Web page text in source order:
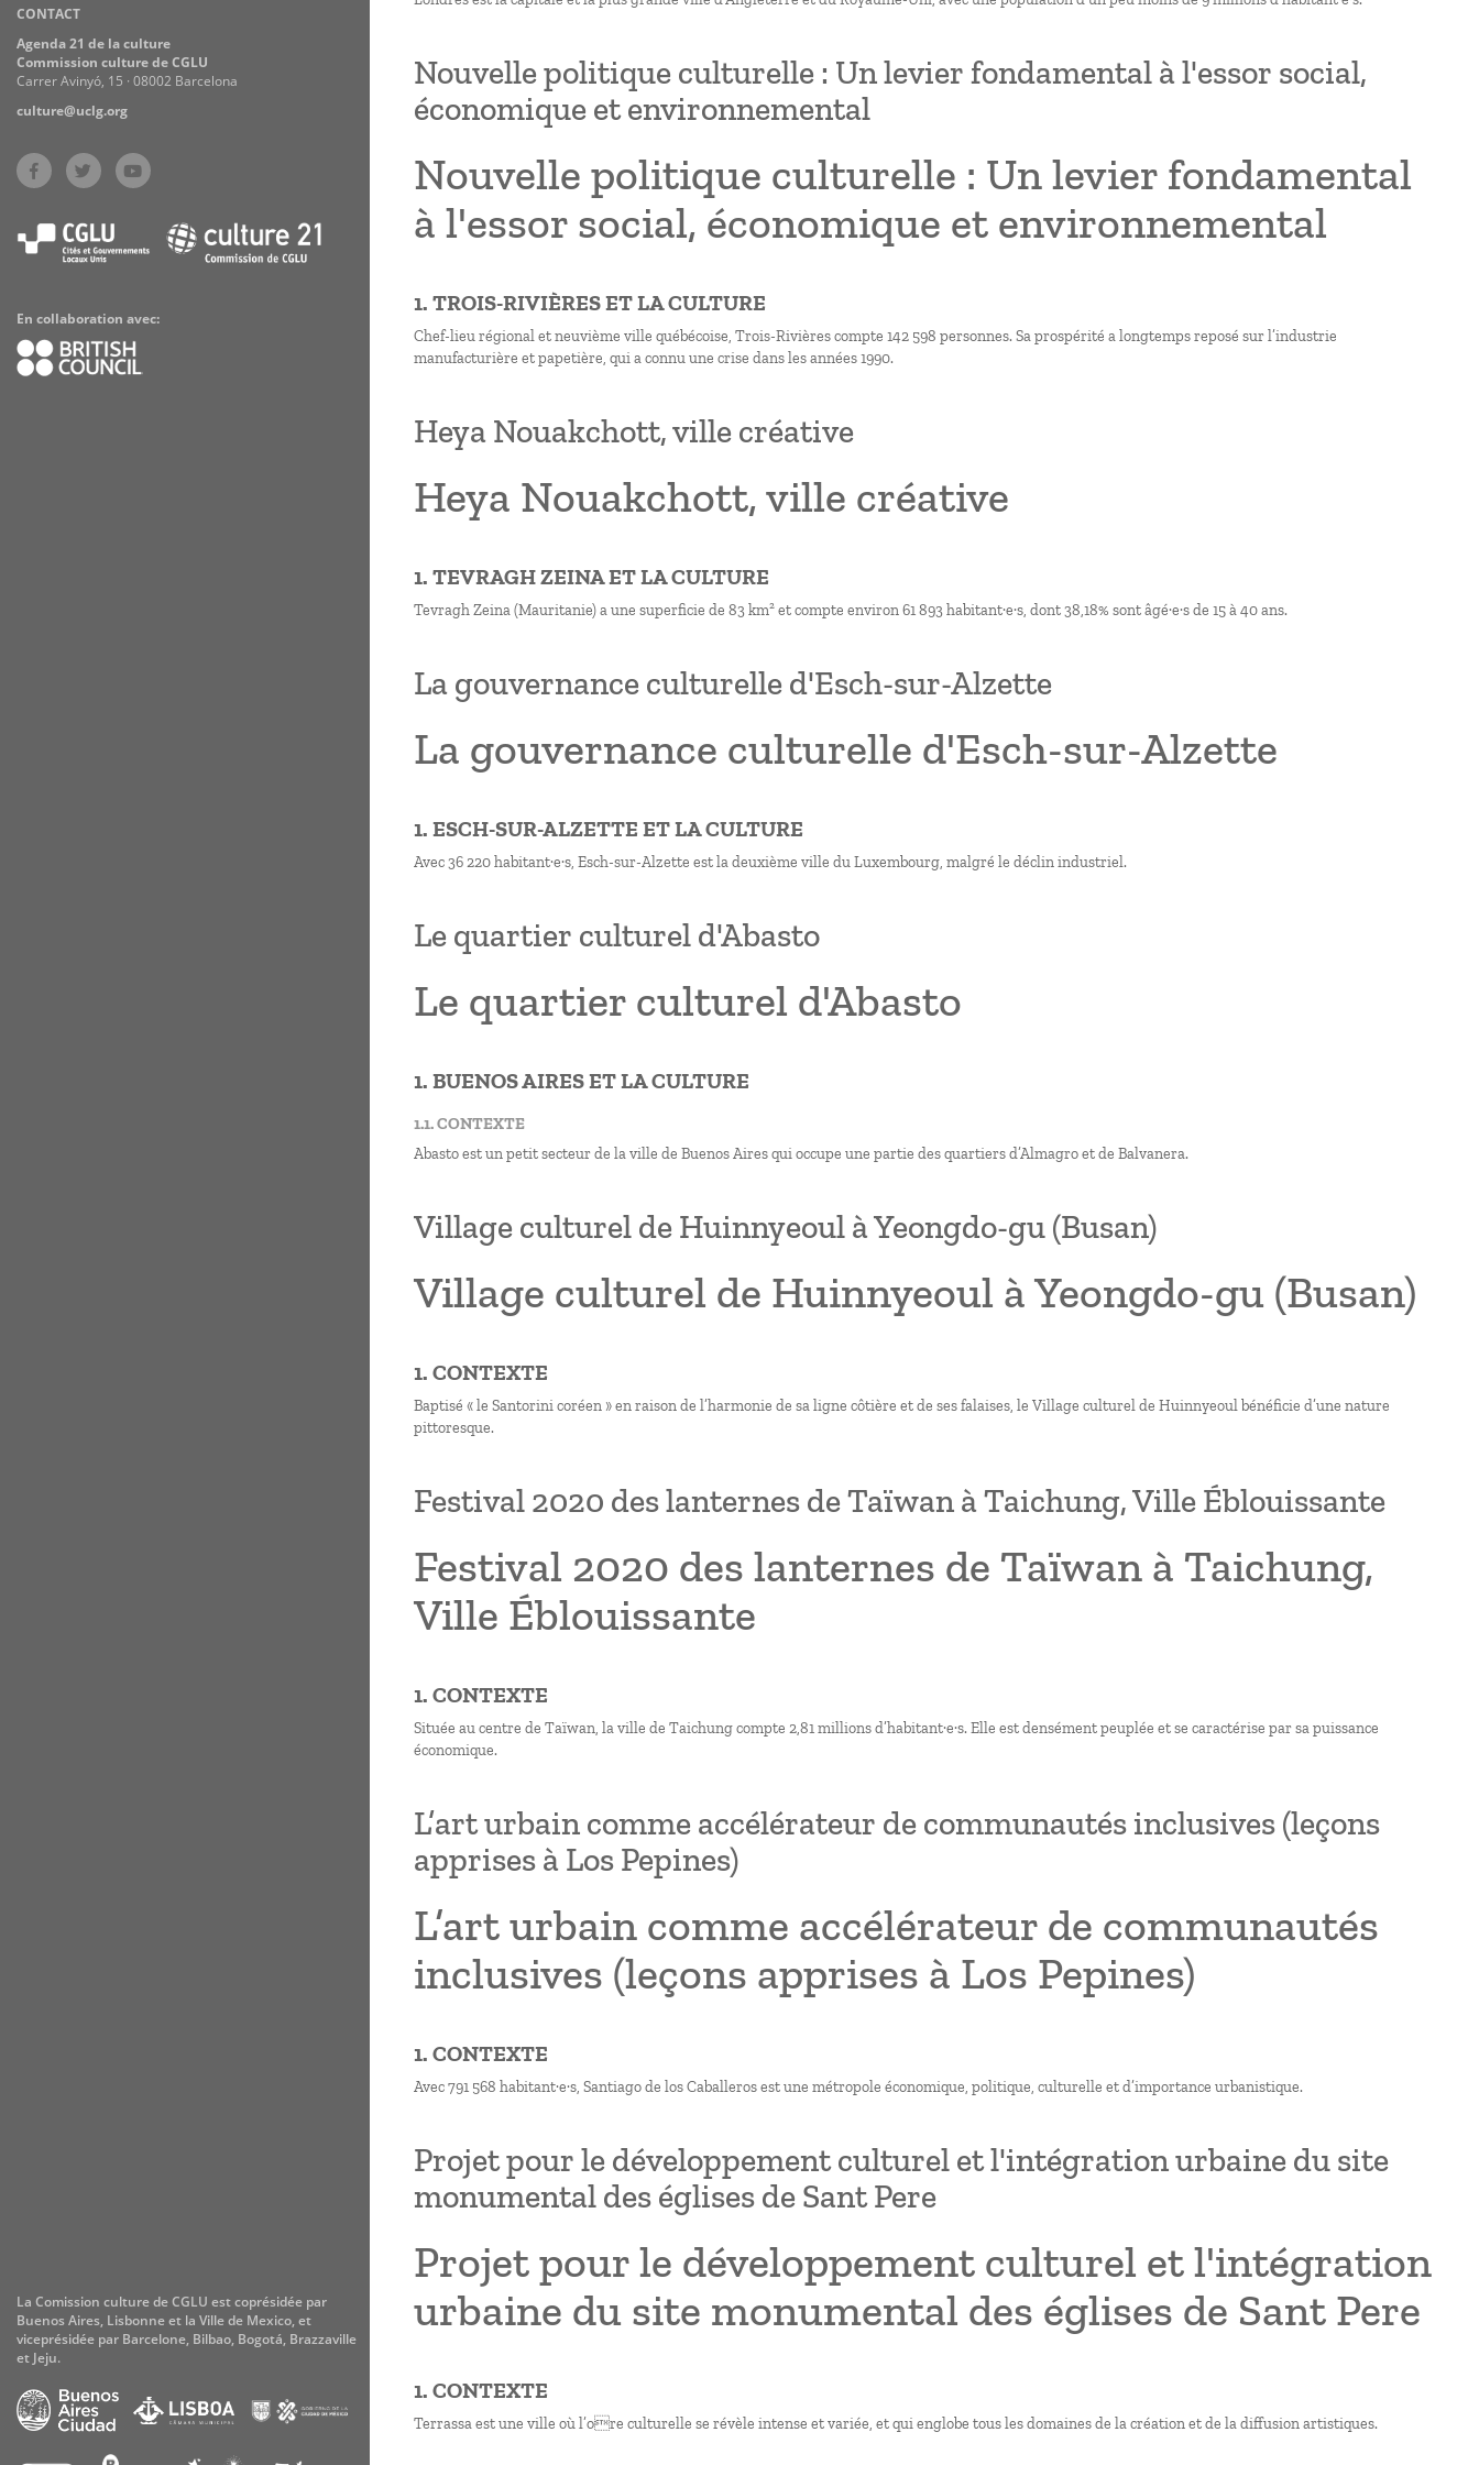
Practices
CONTACT
Agenda 21 de la culture
Commission culture de CGLU
Carrer Avinyó, 15 · 08002 Barcelona
culture@uclg.org
La Comission culture de CGLU est coprésidée par
Buenos Aires, Lisbonne et la Ville de Mexico, et
viceprésidée par Barcelone, Bilbao, Bogotá, Brazzaville
et Jeju.
En collaboration avec:
Nouvelle politique culturelle : Un levier fondamental à l'essor social,
économique et environnemental
Nouvelle politique culturelle : Un levier fondamental
à l'essor social, économique et environnemental
1. TROIS-RIVIÈRES ET LA CULTURE
Chef-lieu régional et neuvième ville québécoise, Trois-Rivières compte 142 598 personnes. Sa prospérité a longtemps reposé sur l’industrie
manufacturière et papetière, qui a connu une crise dans les années 1990.
Heya Nouakchott, ville créative
Heya Nouakchott, ville créative
1. TEVRAGH ZEINA ET LA CULTURE
Tevragh Zeina (Mauritanie) a une superficie de 83 km² et compte environ 61 893 habitant·e·s, dont 38,18% sont âgé·e·s de 15 à 40 ans.
La gouvernance culturelle d'Esch-sur-Alzette
La gouvernance culturelle d'Esch-sur-Alzette
1. ESCH-SUR-ALZETTE ET LA CULTURE
Avec 36 220 habitant·e·s, Esch-sur-Alzette est la deuxième ville du Luxembourg, malgré le déclin industriel.
Le quartier culturel d'Abasto
Le quartier culturel d'Abasto
1. BUENOS AIRES ET LA CULTURE
1.1. CONTEXTE
Abasto est un petit secteur de la ville de Buenos Aires qui occupe une partie des quartiers d’Almagro et de Balvanera.
Village culturel de Huinnyeoul à Yeongdo-gu (Busan)
Village culturel de Huinnyeoul à Yeongdo-gu (Busan)
1. CONTEXTE
Baptisé « le Santorini coréen » en raison de l’harmonie de sa ligne côtière et de ses falaises, le Village culturel de Huinnyeoul bénéficie d’une nature
pittoresque.
Festival 2020 des lanternes de Taïwan à Taichung, Ville Éblouissante
Festival 2020 des lanternes de Taïwan à Taichung,
Ville Éblouissante
1. CONTEXTE
Située au centre de Taïwan, la ville de Taichung compte 2,81 millions d’habitant·e·s. Elle est densément peuplée et se caractérise par sa puissance
économique.
L’art urbain comme accélérateur de communautés inclusives (leçons
apprises à Los Pepines)
L’art urbain comme accélérateur de communautés
inclusives (leçons apprises à Los Pepines)
1. CONTEXTE
Avec 791 568 habitant·e·s, Santiago de los Caballeros est une métropole économique, politique, culturelle et d’importance urbanistique.
Projet pour le développement culturel et l'intégration urbaine du site
monumental des églises de Sant Pere
Projet pour le développement culturel et l'intégration
urbaine du site monumental des églises de Sant Pere
1. CONTEXTE
Terrassa est une ville où l’ore culturelle se révèle intense et variée, et qui englobe tous les domaines de la création et de la diffusion artistiques.